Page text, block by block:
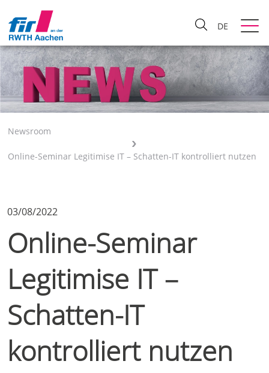
DE
Newsroom
Online-Seminar Legitimise IT – Schatten-IT kontrolliert nutzen
03/08/2022
Online-Seminar
Legitimise IT –
Schatten-IT
kontrolliert nutzen